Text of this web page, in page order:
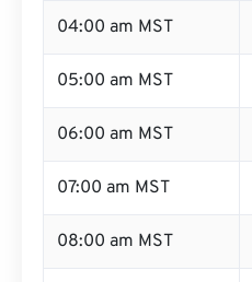
04:00 am MST
05:00 am MST
06:00 am MST
07:00 am MST
08:00 am MST